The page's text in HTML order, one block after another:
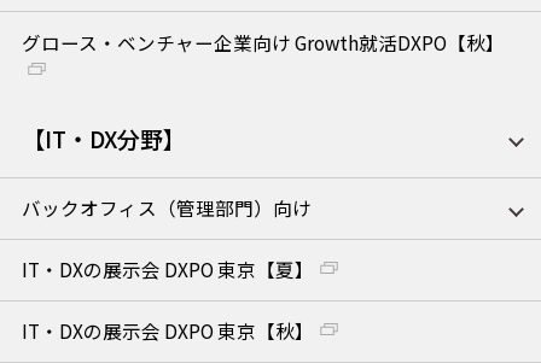
グロース・ベンチャー企業向け Growth就活DXPO【秋】
【IT・DX分野】
バックオフィス（管理部門）向け
IT・DXの展示会 DXPO 東京【夏】
IT・DXの展示会 DXPO 東京【秋】